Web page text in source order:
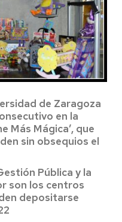
de Zaragoza
en la
Más Mágica’, que
sin obsequios el
Pública y la
son los centros
depositarse